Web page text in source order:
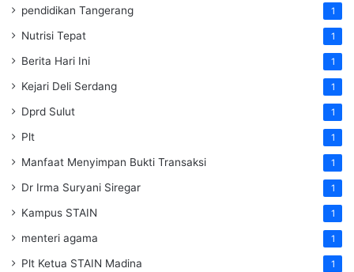
pendidikan Tangerang 1
Nutrisi Tepat 1
Berita Hari Ini 1
Kejari Deli Serdang 1
Dprd Sulut 1
Plt 1
Manfaat Menyimpan Bukti Transaksi 1
Dr Irma Suryani Siregar 1
Kampus STAIN 1
menteri agama 1
Plt Ketua STAIN Madina 1